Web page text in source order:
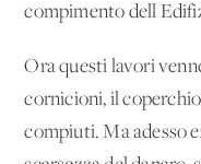
compimento
Ora questi lavori
cornicioni, il
compiuti. Ma adesso